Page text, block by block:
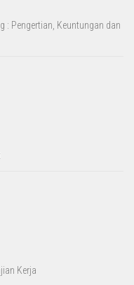
: Pengertian, Keuntungan dan
Kerja